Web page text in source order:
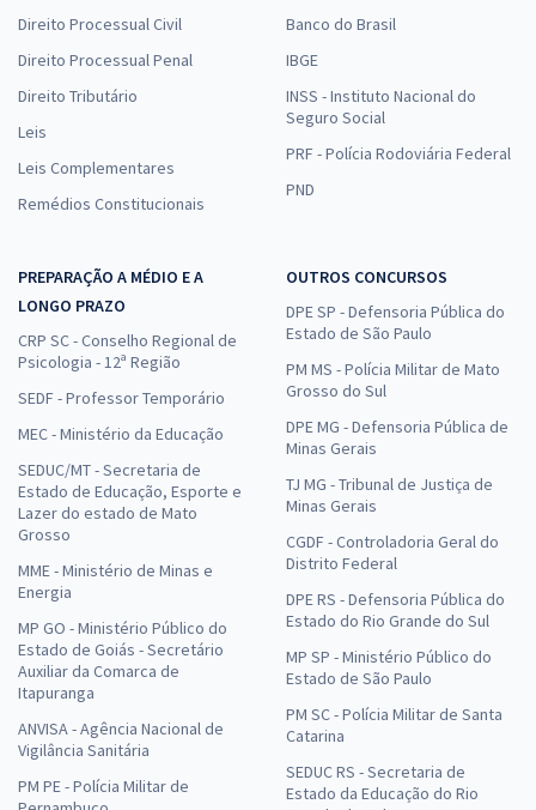
Direito Processual Civil
Direito Processual Penal
Direito Tributário
Leis
Leis Complementares
Remédios Constitucionais
Banco do Brasil
IBGE
INSS - Instituto Nacional do
Seguro Social
PRF - Polícia Rodoviária Federal
PND
PREPARAÇÃO A MÉDIO E A
LONGO PRAZO
CRP SC - Conselho Regional de
Psicologia - 12ª Região
SEDF - Professor Temporário
MEC - Ministério da Educação
SEDUC/MT - Secretaria de
Estado de Educação, Esporte e
Lazer do estado de Mato
Grosso
MME - Ministério de Minas e
Energia
MP GO - Ministério Público do
Estado de Goiás - Secretário
Auxiliar da Comarca de
Itapuranga
ANVISA - Agência Nacional de
Vigilância Sanitária
PM PE - Polícia Militar de
OUTROS CONCURSOS
DPE SP - Defensoria Pública do
Estado de São Paulo
PM MS - Polícia Militar de Mato
Grosso do Sul
DPE MG - Defensoria Pública de
Minas Gerais
TJ MG - Tribunal de Justiça de
Minas Gerais
CGDF - Controladoria Geral do
Distrito Federal
DPE RS - Defensoria Pública do
Estado do Rio Grande do Sul
MP SP - Ministério Público do
Estado de São Paulo
PM SC - Polícia Militar de Santa
Catarina
SEDUC RS - Secretaria de
Estado da Educação do Rio